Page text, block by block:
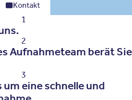
Kontakt
1
2
Aufnahmeteam berät Sie
3
eine schnelle und